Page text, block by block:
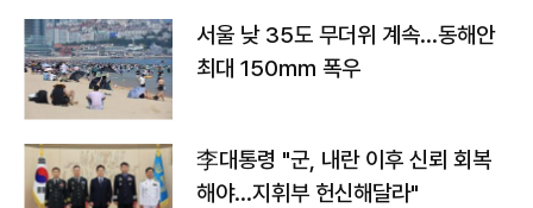
서울 낮 35도 무더위 계속…동해안
최대 150㎜ 폭우
李대통령 "군, 내란 이후 신뢰 회복
해야…지휘부 헌신해달라"